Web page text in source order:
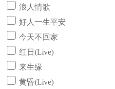
浪人情歌
好人一生平安
今天不回家
红日(Live)
来生缘
黄昏(Live)